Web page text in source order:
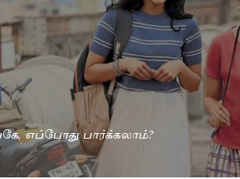
எப்போது பார்க்கலாம்?